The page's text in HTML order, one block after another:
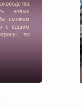
новых
сможем
с вашим
по